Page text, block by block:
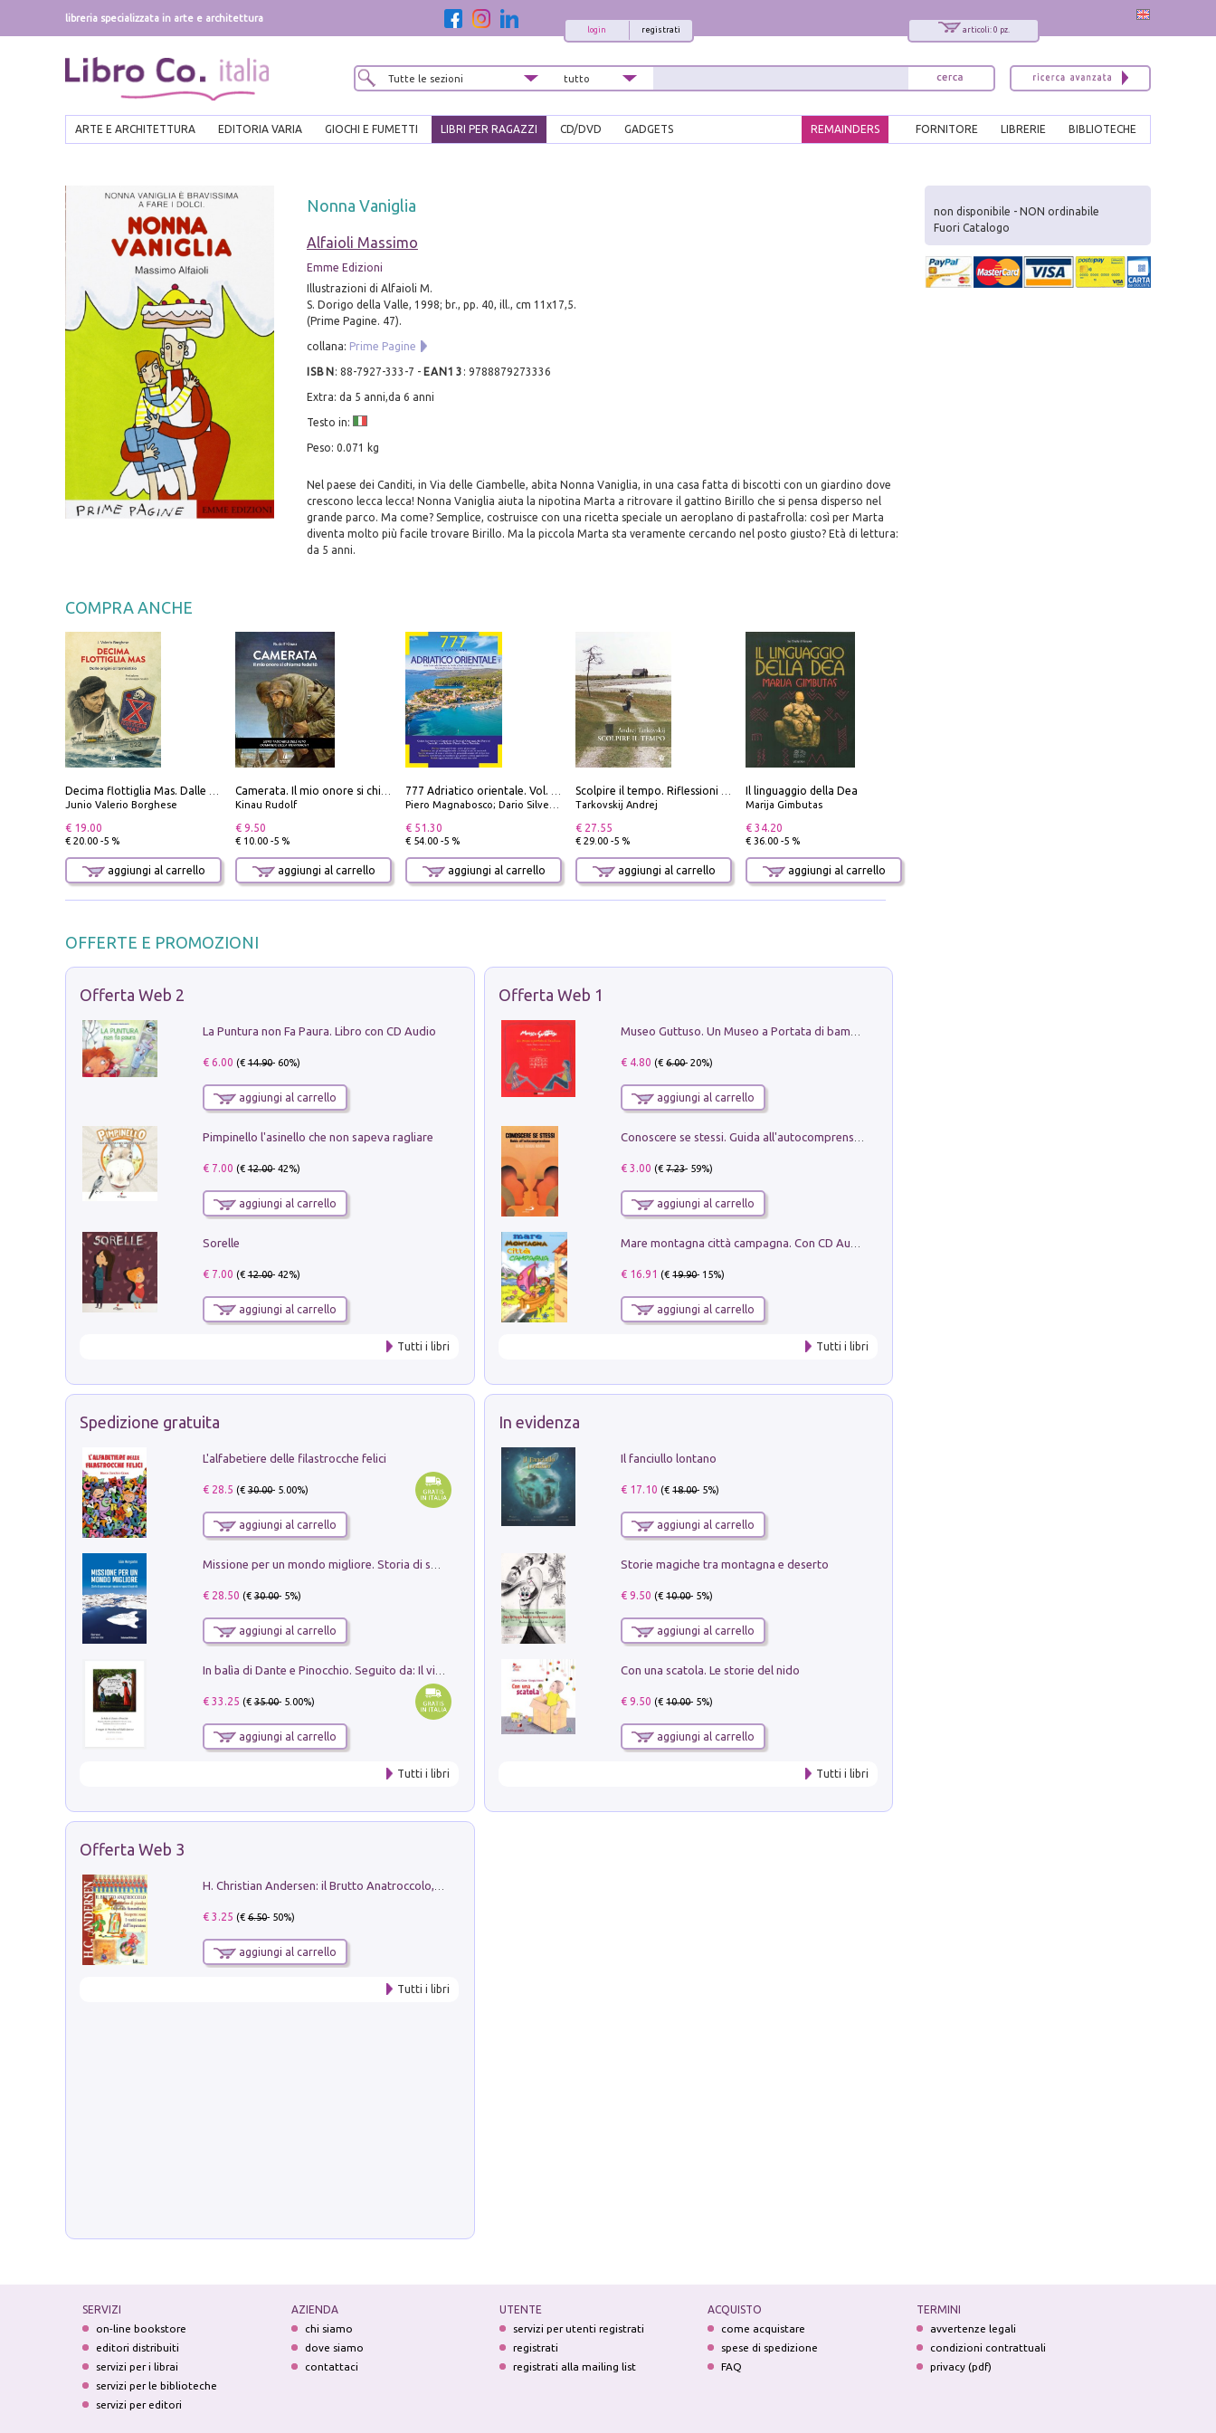
libreria specializzata in arte e architettura
articoli: 0 pz.
registrati
login
ARTE E ARCHITETTURA EDITORIA VARIA GIOCHI E FUMETTI LIBRI PER RAGAZZI CD/DVD GADGETS BIBLIOTECHE
LIBRERIE
FORNITORE
REMAINDERS
Nonna Vaniglia
Alfaioli Massimo
Emme Edizioni
Illustrazioni di Alfaioli M.
S. Dorigo della Valle, 1998; br., pp. 40, ill., cm 11x17,5.
(Prime Pagine. 47).
collana: Prime Pagine
ISBN : 88-7927-333-7 - EAN13 : 9788879273336
Extra: da 5 anni,da 6 anni
Testo in:
Peso: 0.071 kg
Nel paese dei Canditi, in Via delle Ciambelle, abita Nonna Vaniglia, in una casa fatta di biscotti con un giardino dove
crescono lecca lecca! Nonna Vaniglia aiuta la nipotina Marta a ritrovare il gattino Birillo che si pensa disperso nel
grande parco. Ma come? Semplice, costruisce con una ricetta speciale un aeroplano di pastafrolla: così per Marta
diventa molto più facile trovare Birillo. Ma la piccola Marta sta veramente cercando nel posto giusto? Età di lettura:
da 5 anni.
COMPRA ANCHE
Junio Valerio Borghese
€ 19.00
€ 20.00 -5 %
aggiungi al carrello
Kinau Rudolf
€ 9.50
€ 10.00 -5 %
aggiungi al carrello
Piero Magnabosco; Dario Silvestro; Marco Sbrizzi
€ 51.30
€ 54.00 -5 %
aggiungi al carrello
Tarkovskij Andrej
€ 27.55
€ 29.00 -5 %
aggiungi al carrello
Il linguaggio della Dea
Marija Gimbutas
€ 34.20
€ 36.00 -5 %
aggiungi al carrello
OFFERTE E PROMOZIONI
Offerta Web 2
La Puntura non Fa Paura. Libro con CD Audio
€ 6.00 (€14.90- 60%)
aggiungi al carrello
Pimpinello l'asinello che non sapeva ragliare
€ 7.00 (€12.00- 42%)
aggiungi al carrello
Sorelle
€ 7.00 (€12.00- 42%)
aggiungi al carrello
Tutti i libri
Offerta Web 1
€ 4.80 (€6.00- 20%)
aggiungi al carrello
€ 3.00 (€7.23- 59%)
aggiungi al carrello
€ 16.91 (€19.90- 15%)
aggiungi al carrello
Tutti i libri
Spedizione gratuita
L'alfabetiere delle filastrocche felici
€ 28.5 (€30.00- 5.00%)
aggiungi al carrello
€ 28.50 (€30.00- 5%)
aggiungi al carrello
€ 33.25 (€35.00- 5.00%)
aggiungi al carrello
Tutti i libri
In evidenza
Il fanciullo lontano
€ 17.10 (€18.00- 5%)
aggiungi al carrello
Storie magiche tra montagna e deserto
€ 9.50 (€10.00- 5%)
aggiungi al carrello
Con una scatola. Le storie del nido
€ 9.50 (€10.00- 5%)
aggiungi al carrello
Tutti i libri
Offerta Web 3
€ 3.25 (€6.50- 50%)
aggiungi al carrello
Tutti i libri
non disponibile - NON ordinabile
Fuori Catalogo
SERVIZI
on-line bookstore
editori distribuiti
servizi per i librai
servizi per le biblioteche
servizi per editori
AZIENDA
chi siamo
dove siamo
contattaci
UTENTE
servizi per utenti registrati
registrati
registrati alla mailing list
ACQUISTO
come acquistare
spese di spedizione
FAQ
TERMINI
avvertenze legali
condizioni contrattuali
privacy (pdf)
x
Interessato ai nostri libri?
Allora iscriviti alla nostra newsletter!
Sarai informato delle nostre novità, potrai
comunque cancellarti quando desideri.